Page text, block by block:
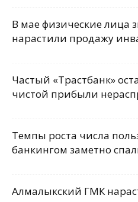
В мае физические лица
нарастили продажу
Частый «Трастбанк»
чистой прибыли
Темпы роста числа
банкингом заметно
Алмалыкский ГМК